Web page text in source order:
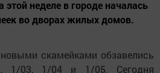
неделе в городе началась
во дворах жилых домов.
скамейками обзавелись
1/03, 1/04 и 1/05. Сегодня